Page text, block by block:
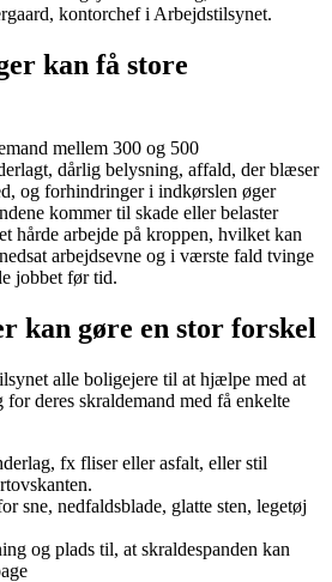
kontorchef i Arbejdstilsynet.
kan få store
mellem 300 og 500
dårlig belysning, affald, der blæser
og forhindringer i indkørslen øger
kommer til skade eller belaster
hårde arbejde på kroppen, hvilket kan
arbejdsevne og i værste fald tvinge
jobbet før tid.
kan gøre en stor forskel
alle boligejere til at hjælpe med at
for deres skraldemand med få enkelte
fx fliser eller asfalt, eller stil
sne, nedfaldsblade, glatte sten, legetøj
og plads til, at skraldespanden kan